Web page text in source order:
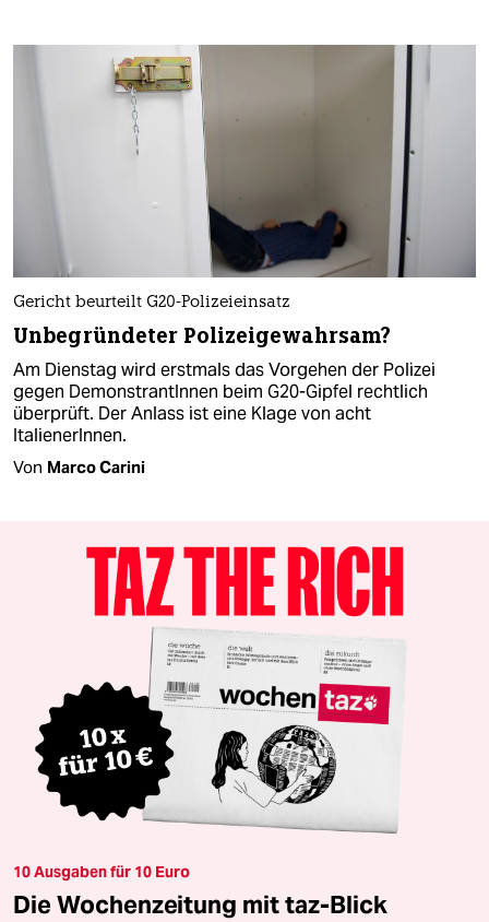
Gericht beurteilt G20-Polizeieinsatz
Unbegründeter Polizeigewahrsam?
Am Dienstag wird erstmals das Vorgehen der Polizei
gegen DemonstrantInnen beim G20-Gipfel rechtlich
überprüft. Der Anlass ist eine Klage von acht
ItalienerInnen.
Von Marco Carini
10 Ausgaben für 10 Euro
Die Wochenzeitung mit taz-Blick